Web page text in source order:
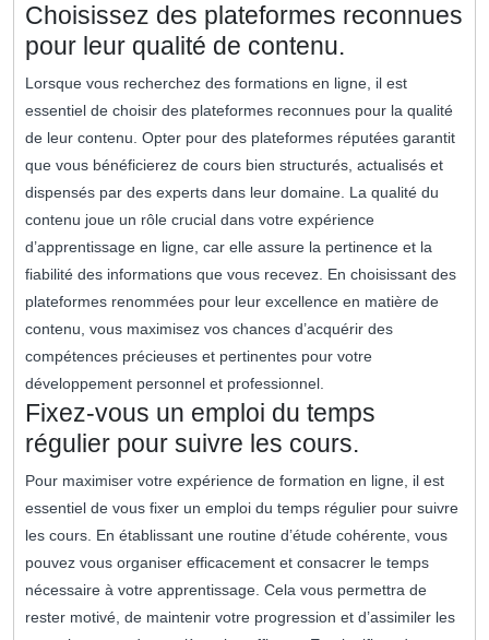
Choisissez des plateformes reconnues
pour leur qualité de contenu.
Lorsque vous recherchez des formations en ligne, il est
essentiel de choisir des plateformes reconnues pour la qualité
de leur contenu. Opter pour des plateformes réputées garantit
que vous bénéficierez de cours bien structurés, actualisés et
dispensés par des experts dans leur domaine. La qualité du
contenu joue un rôle crucial dans votre expérience
d’apprentissage en ligne, car elle assure la pertinence et la
fiabilité des informations que vous recevez. En choisissant des
plateformes renommées pour leur excellence en matière de
contenu, vous maximisez vos chances d’acquérir des
compétences précieuses et pertinentes pour votre
développement personnel et professionnel.
Fixez-vous un emploi du temps
régulier pour suivre les cours.
Pour maximiser votre expérience de formation en ligne, il est
essentiel de vous fixer un emploi du temps régulier pour suivre
les cours. En établissant une routine d’étude cohérente, vous
pouvez vous organiser efficacement et consacrer le temps
nécessaire à votre apprentissage. Cela vous permettra de
rester motivé, de maintenir votre progression et d’assimiler les